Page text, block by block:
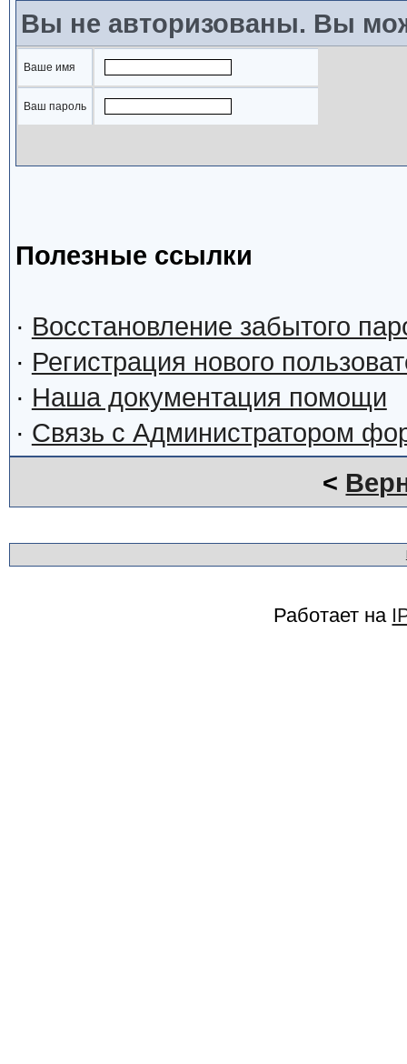
Вы не авторизованы. Вы
Ваше имя
Ваш пароль
Полезные ссылки
· Восстановление забытого
· Регистрация нового
· Наша документация помощи
· Связь с Администратором
<
Работает на